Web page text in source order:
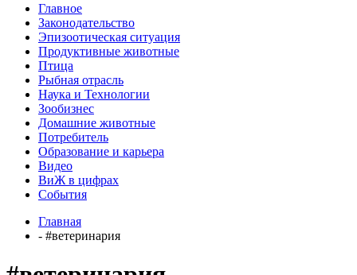
Главное
Законодательство
Эпизоотическая ситуация
Продуктивные животные
Птица
Рыбная отрасль
Наука и Технологии
Зообизнес
Домашние животные
Потребитель
Образование и карьера
Видео
ВиЖ в цифрах
События
Главная
- #ветеринария